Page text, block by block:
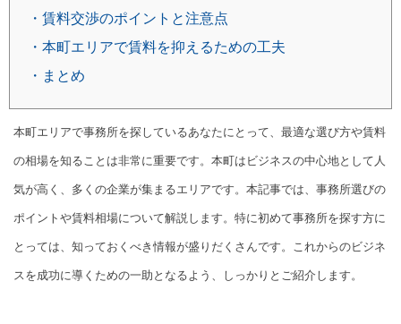
・賃料交渉のポイントと注意点
・本町エリアで賃料を抑えるための工夫
・まとめ
本町エリアで事務所を探しているあなたにとって、最適な選び方や賃料
の相場を知ることは非常に重要です。本町はビジネスの中心地として人
気が高く、多くの企業が集まるエリアです。本記事では、事務所選びの
ポイントや賃料相場について解説します。特に初めて事務所を探す方に
とっては、知っておくべき情報が盛りだくさんです。これからのビジネ
スを成功に導くための一助となるよう、しっかりとご紹介します。